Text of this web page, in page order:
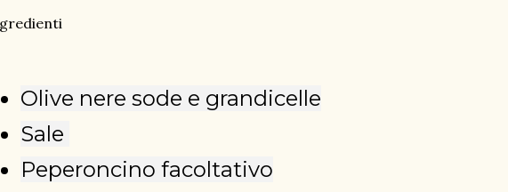
Olive nere sode e grandicelle
Sale
Peperoncino facoltativo